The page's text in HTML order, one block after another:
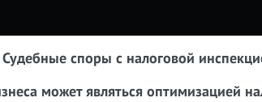
споры с налоговой
может являться оптимизацией